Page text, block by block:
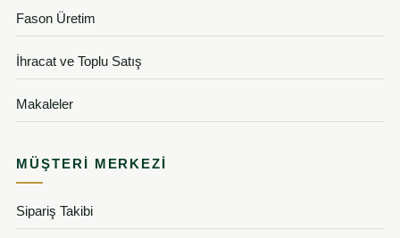
Fason Üretim
İhracat ve Toplu Satış
Makaleler
MÜŞTERI MERKEZI
Sipariş Takibi